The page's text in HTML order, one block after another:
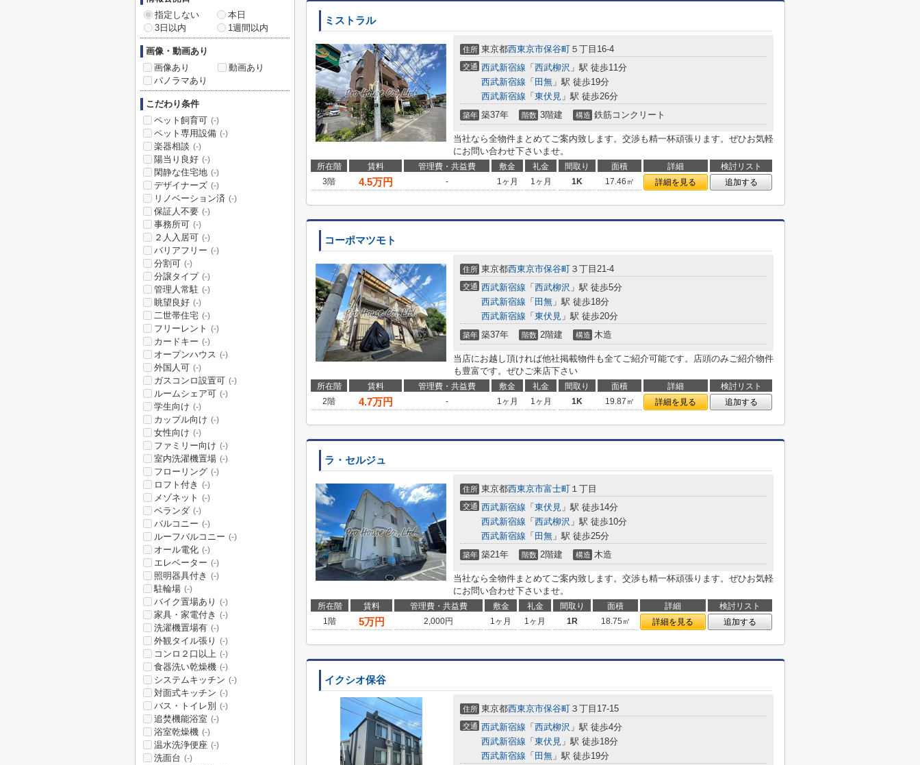
ミストラル
住所 東京都西東京市保谷町 ５丁目16-4
交通 西武新宿線 「 西武柳沢 」駅 徒歩11分
西武新宿線 「 田無 」駅 徒歩19分
西武新宿線 「 東伏見 」駅 徒歩26分
築年 築37年 階数 3階建 構造 鉄筋コンクリート
当社なら全物件まとめてご案内致します。交渉も精一杯頑張ります。ぜひお気軽
にお問い合わせ下さいませ。
所在階 賃料 管理費・共益費 敷金 礼金 間取り 面積 詳細
検討リスト
3階
4.5万円 - 1ヶ月 1ヶ月 1K 17.46㎡ 詳細を見る 追加する
コーポマツモト
住所 東京都西東京市保谷町 ３丁目21-4
交通 西武新宿線 「 西武柳沢 」駅 徒歩5分
西武新宿線 「 田無 」駅 徒歩18分
西武新宿線 「 東伏見 」駅 徒歩20分
築年 築37年 階数 2階建 構造 木造
当店にお越し頂ければ他社掲載物件も全てご紹介可能です。店頭のみご紹介物件
も豊富です。ぜひご来店下さい
所在階 賃料 管理費・共益費 敷金 礼金 間取り 面積 詳細
検討リスト
2階
4.7万円 - 1ヶ月 1ヶ月 1K 19.87㎡ 詳細を見る 追加する
ラ・セルジュ
住所 東京都西東京市富士町 １丁目
交通 西武新宿線 「 東伏見 」駅 徒歩14分
西武新宿線 「 西武柳沢 」駅 徒歩10分
西武新宿線 「 田無 」駅 徒歩25分
築年 築21年 階数 2階建 構造 木造
当社なら全物件まとめてご案内致します。交渉も精一杯頑張ります。ぜひお気軽
にお問い合わせ下さいませ。
所在階 賃料 管理費・共益費 敷金 礼金 間取り 面積 詳細
検討リスト
1階
5万円 2,000円 1ヶ月 1ヶ月 1R 18.75㎡ 詳細を見る 追加する
イクシオ保谷
住所 東京都西東京市保谷町 ３丁目17-15
交通 西武新宿線 「 西武柳沢 」駅 徒歩4分
西武新宿線 「 東伏見 」駅 徒歩18分
西武新宿線 「 田無 」駅 徒歩19分
指定しない
本日
3日以内
1週間以内
画像・動画あり
画像あり
動画あり
パノラマあり
こだわり条件
ペット飼育可 (-)
ペット専用設備 (-)
楽器相談 (-)
陽当り良好 (-)
閑静な住宅地 (-)
デザイナーズ (-)
リノベーション済 (-)
保証人不要 (-)
事務所可 (-)
２人入居可 (-)
バリアフリー (-)
分割可 (-)
分譲タイプ (-)
管理人常駐 (-)
眺望良好 (-)
二世帯住宅 (-)
フリーレント (-)
カードキー (-)
オープンハウス (-)
外国人可 (-)
ガスコンロ設置可 (-)
ルームシェア可 (-)
学生向け (-)
カップル向け (-)
女性向け (-)
ファミリー向け (-)
室内洗濯機置場 (-)
フローリング (-)
ロフト付き (-)
メゾネット (-)
ベランダ (-)
バルコニー (-)
ルーフバルコニー (-)
オール電化 (-)
エレベーター (-)
照明器具付き (-)
駐輪場 (-)
バイク置場あり (-)
家具・家電付き (-)
洗濯機置場有 (-)
外観タイル張り (-)
コンロ２口以上 (-)
食器洗い乾燥機 (-)
システムキッチン (-)
対面式キッチン (-)
バス・トイレ別 (-)
追焚機能浴室 (-)
浴室乾燥機 (-)
温水洗浄便座 (-)
洗面台 (-)